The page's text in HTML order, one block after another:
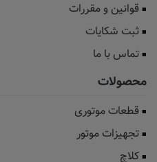
قوانین و مقررات
ثبت شکایات
تماس با ما
محصولات
قطعات موتوری
تجهیزات موتور
کلاچ